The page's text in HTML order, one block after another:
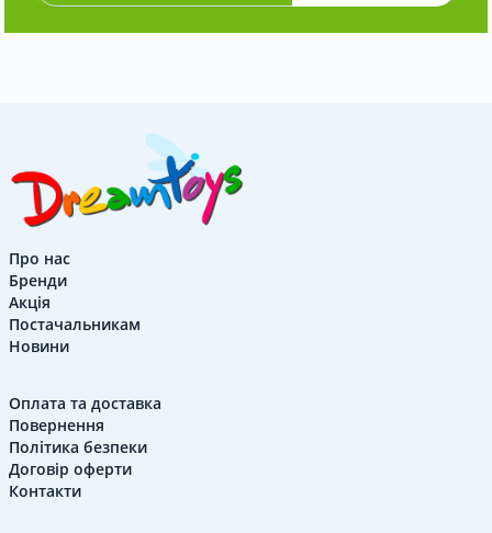
Про нас
Бренди
Акція
Постачальникам
Новини
Оплата та доставка
Повернення
Політика безпеки
Договір оферти
Контакти